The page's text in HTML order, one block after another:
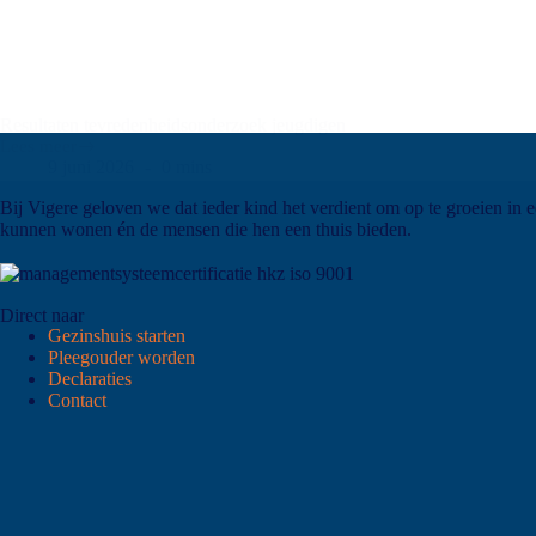
Bij Vigere geloven we dat ieder kind het verdient om op te groeien in
kunnen wonen én de mensen die hen een thuis bieden.
Direct naar
Gezinshuis starten
Pleegouder worden
Declaraties
Contact